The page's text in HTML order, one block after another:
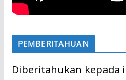
PEMBERITAHUAN
Diberitahukan kepada